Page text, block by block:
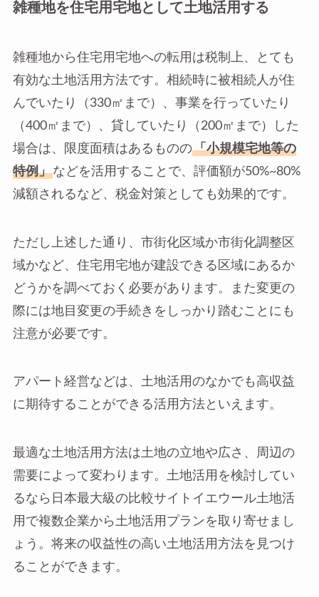
雑種地を住宅用宅地として土地活用する
雑種地から住宅用宅地への転用は税制上、とても
有効な土地活用方法です。相続時に被相続人が住
んでいたり（330㎡まで）、事業を行っていたり
（400㎡まで）、貸していたり（200㎡まで）した
場合は、限度面積はあるものの「小規模宅地等の
特例」などを活用することで、評価額が50%~80%
減額されるなど、税金対策としても効果的です。
ただし上述した通り、市街化区域か市街化調整区
域かなど、住宅用宅地が建設できる区域にあるか
どうかを調べておく必要があります。また変更の
際には地目変更の手続きをしっかり踏むことにも
注意が必要です。
アパート経営などは、土地活用のなかでも高収益
に期待することができる活用方法といえます。
最適な土地活用方法は土地の立地や広さ、周辺の
需要によって変わります。土地活用を検討してい
るなら日本最大級の比較サイトイエウール土地活
用で複数企業から土地活用プランを取り寄せまし
ょう。将来の収益性の高い土地活用方法を見つけ
ることができます。